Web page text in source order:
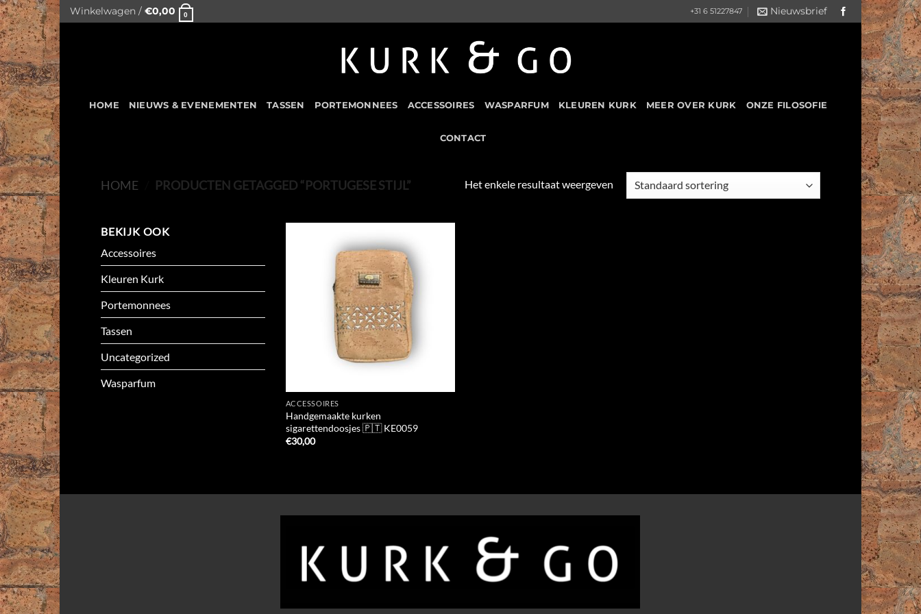
Skip
to
content
Winkelwagen / €0,00 0 +31 6 51227847 Nieuwsbrief
HOME NIEUWS & EVENEMENTEN TASSEN PORTEMONNEES ACCESSOIRES WASPARFUM KLEUREN KURK MEER OVER KURK ONZE FILOSOFIE
CONTACT
HOME PRODUCTEN GETAGGED “PORTUGESE STIJL” Het enkele resultaat weergeven
BEKIJK OOK
Accessoires
Kleuren Kurk
Portemonnees
Tassen
Uncategorized
Wasparfum
ACCESSOIRES
Handgemaakte kurken
sigarettendoosjes 🇵🇹 KE0059
€30,00